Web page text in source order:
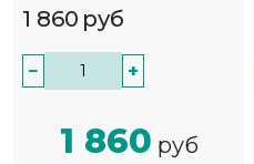
1 860 руб
− +
1 860 руб